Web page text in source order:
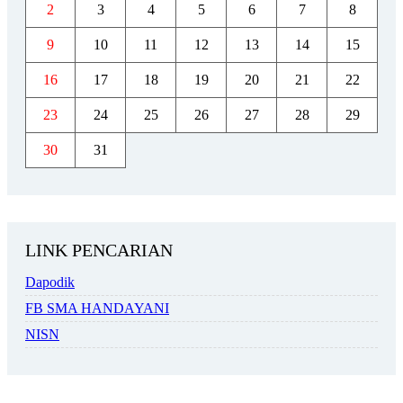
2 3 4 5 6 7 8
9 10 11 12 13 14 15
16 17 18 19 20 21 22
23 24 25 26 27 28 29
30 31
LINK PENCARIAN
Dapodik
FB SMA HANDAYANI
NISN